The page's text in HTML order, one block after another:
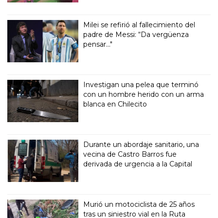
Milei se refirió al fallecimiento del
padre de Messi: “Da vergüenza
pensar..."
Investigan una pelea que terminó
con un hombre herido con un arma
blanca en Chilecito
Durante un abordaje sanitario, una
vecina de Castro Barros fue
derivada de urgencia a la Capital
Murió un motociclista de 25 años
tras un siniestro vial en la Ruta